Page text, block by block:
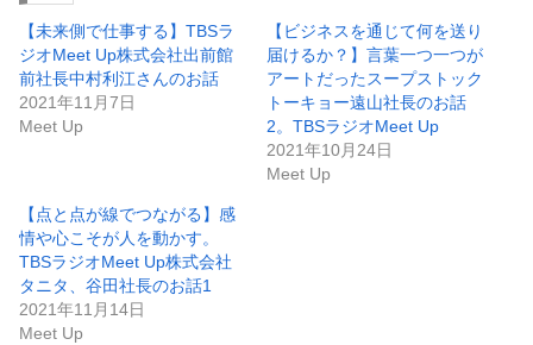
【未来側で仕事する】TBSラ
ジオMeet Up株式会社出前館
前社長中村利江さんのお話
2021年11月7日
Meet Up
【ビジネスを通じて何を送り
届けるか？】言葉一つ一つが
アートだったスープストック
トーキョー遠山社長のお話
2。TBSラジオMeet Up
2021年10月24日
Meet Up
【点と点が線でつながる】感
情や心こそが人を動かす。
TBSラジオMeet Up株式会社
タニタ、谷田社長のお話1
2021年11月14日
Meet Up